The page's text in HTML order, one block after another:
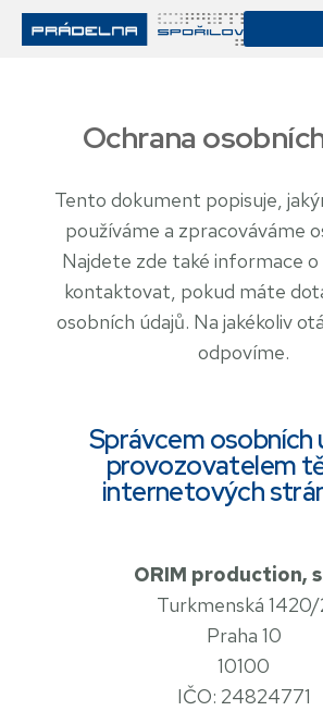
Ochrana
Tento dokument popisuje,
používáme a zpracováváme
Najdete zde také informace o
kontaktovat, pokud máte
osobních údajů. Na jakékoliv
odpovíme.
Správcem osobních
provozovatelem
internetových
ORIM production,
Turkmenská 1420/
Praha 10
10100
IČO: 24824771